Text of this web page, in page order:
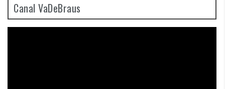
Canal VaDeBraus